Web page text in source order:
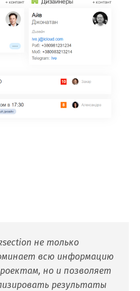
не только
всю информацию
но и позволяет
результаты